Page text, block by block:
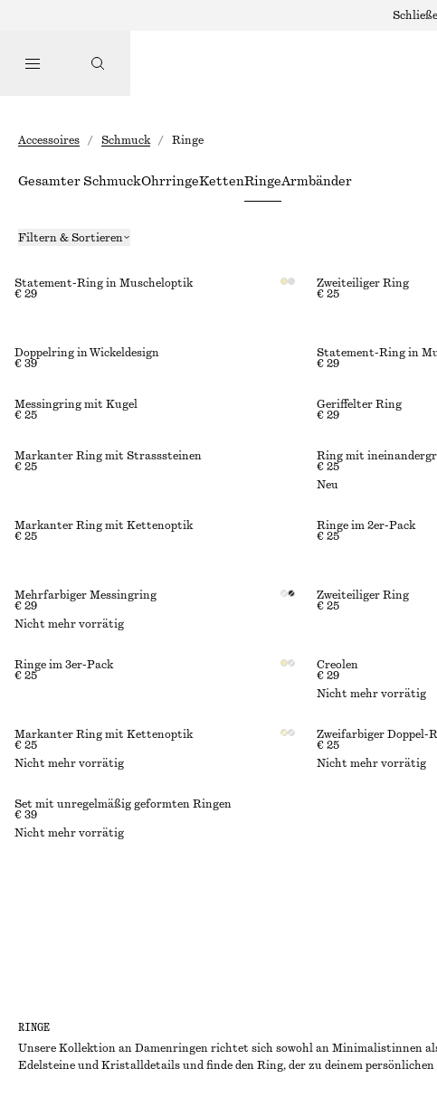
Accessoires / Schmuck / Ringe
RINGE
Unsere Kollektion an Damenringen richtet sich sowohl an Minimalistinnen
Edelsteine und Kristalldetails und finde den Ring, der zu deinem
Gesamter SchmuckOhrringeKettenRingeArmbänder
Filtern & Sortieren
Statement-Ring in Muscheloptik
€ 29
Zweiteiliger Ring
€ 25
Doppelring in Wickeldesign
€ 39
Statement-Ring in
€ 29
Messingring mit Kugel
€ 25
Geriffelter Ring
€ 29
Markanter Ring mit Strasssteinen
€ 25
Ring mit
€ 25
Neu
Markanter Ring mit Kettenoptik
€ 25
Ringe im 2er-Pack
€ 25
Mehrfarbiger Messingring
€ 29
Nicht mehr vorrätig
Zweiteiliger Ring
€ 25
Ringe im 3er-Pack
€ 25
Creolen
€ 29
Nicht mehr vorrätig
Markanter Ring mit Kettenoptik
€ 25
Nicht mehr vorrätig
Zweifarbiger Doppel-
€ 25
Nicht mehr vorrätig
Set mit unregelmäßig geformten Ringen
€ 39
Nicht mehr vorrätig